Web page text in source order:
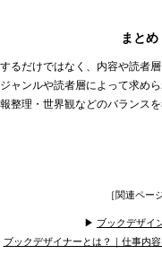
まとめ
るだけではなく、内容や読者
ジャンルや読者層によって求め
整理・世界観などのバランス
［関連ページ
▶︎ ブックデザイ
ブックデザイナーとは？｜仕事内